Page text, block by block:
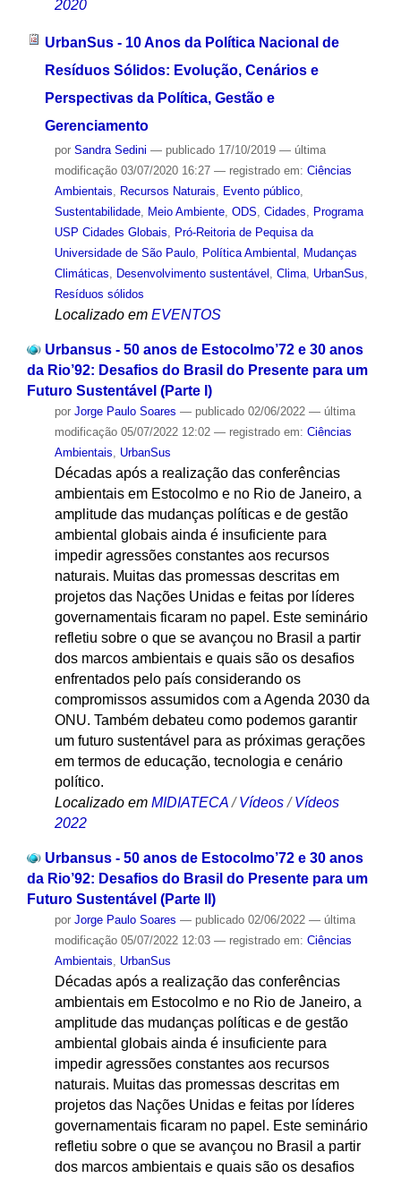
2020
UrbanSus - 10 Anos da Política Nacional de
Resíduos Sólidos: Evolução, Cenários e
Perspectivas da Política, Gestão e
Gerenciamento
por Sandra Sedini — publicado17/10/2019 — última
modificação03/07/2020 16:27 — registrado em: Ciências
Ambientais, Recursos Naturais, Evento público,
Sustentabilidade, Meio Ambiente, ODS, Cidades, Programa
USP Cidades Globais, Pró-Reitoria de Pequisa da
Universidade de São Paulo, Política Ambiental , Mudanças
Climáticas, Desenvolvimento sustentável , Clima, UrbanSus,
Resíduos sólidos
Localizado em EVENTOS
Urbansus - 50 anos de Estocolmo’72 e 30 anos
da Rio’92: Desafios do Brasil do Presente para um
Futuro Sustentável (Parte l)
por Jorge Paulo Soares — publicado02/06/2022 — última
modificação05/07/2022 12:02 — registrado em: Ciências
Ambientais, UrbanSus
Décadas após a realização das conferências
ambientais em Estocolmo e no Rio de Janeiro, a
amplitude das mudanças políticas e de gestão
ambiental globais ainda é insuficiente para
impedir agressões constantes aos recursos
naturais. Muitas das promessas descritas em
projetos das Nações Unidas e feitas por líderes
governamentais ficaram no papel. Este seminário
refletiu sobre o que se avançou no Brasil a partir
dos marcos ambientais e quais são os desafios
enfrentados pelo país considerando os
compromissos assumidos com a Agenda 2030 da
ONU. Também debateu como podemos garantir
um futuro sustentável para as próximas gerações
em termos de educação, tecnologia e cenário
político.
Localizado em MIDIATECA /Vídeos /Vídeos
2022
Urbansus - 50 anos de Estocolmo’72 e 30 anos
da Rio’92: Desafios do Brasil do Presente para um
Futuro Sustentável (Parte lI)
por Jorge Paulo Soares — publicado02/06/2022 — última
modificação05/07/2022 12:03 — registrado em: Ciências
Ambientais
UrbanSus
Décadas após a realização das conferências
ambientais em Estocolmo e no Rio de Janeiro, a
amplitude das mudanças políticas e de gestão
ambiental globais ainda é insuficiente para
impedir agressões constantes aos recursos
naturais. Muitas das promessas descritas em
projetos das Nações Unidas e feitas por líderes
governamentais ficaram no papel. Este seminário
refletiu sobre o que se avançou no Brasil a partir
dos marcos ambientais e quais são os desafios